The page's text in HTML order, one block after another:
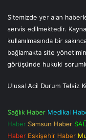
Sitemizde yer alan
servis edilmektedir.
kullanılmasında bir
bağlamakta site
görüşünde hukuki
Ulusal Acil Durum Telsiz
Sağlık Haber Medikal
Haber Samsun Haber
Haber Eskişehir Haber